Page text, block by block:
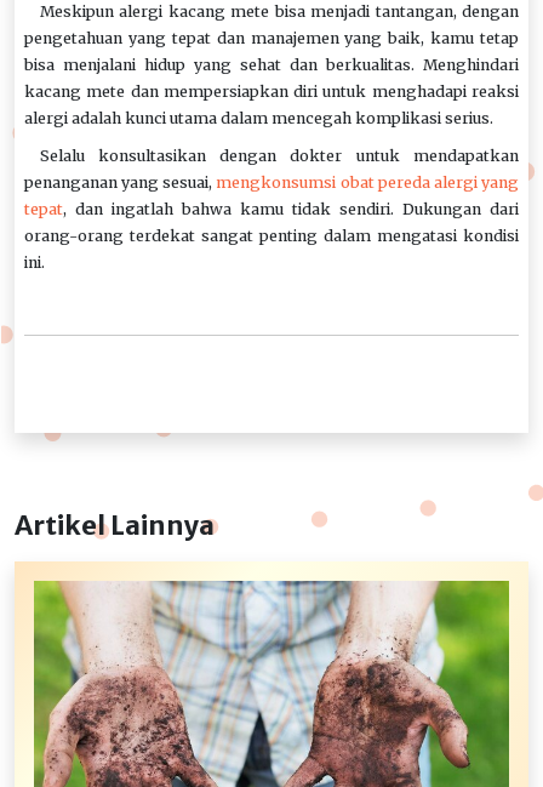
Meskipun alergi kacang mete bisa menjadi tantangan, dengan
pengetahuan yang tepat dan manajemen yang baik, kamu tetap
bisa menjalani hidup yang sehat dan berkualitas. Menghindari
kacang mete dan mempersiapkan diri untuk menghadapi reaksi
alergi adalah kunci utama dalam mencegah komplikasi serius.
Selalu konsultasikan dengan dokter untuk mendapatkan
penanganan yang sesuai,mengkonsumsi obat pereda alergi yang
tepat, dan ingatlah bahwa kamu tidak sendiri. Dukungan dari
orang-orang terdekat sangat penting dalam mengatasi kondisi
ini.
Artikel Lainnya